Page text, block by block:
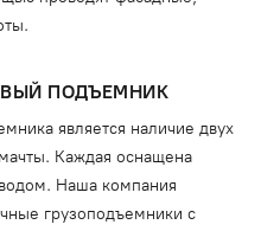
ПОДЪЕМНИК
является наличие двух
Каждая оснащена
Наша компания
грузоподъемники с